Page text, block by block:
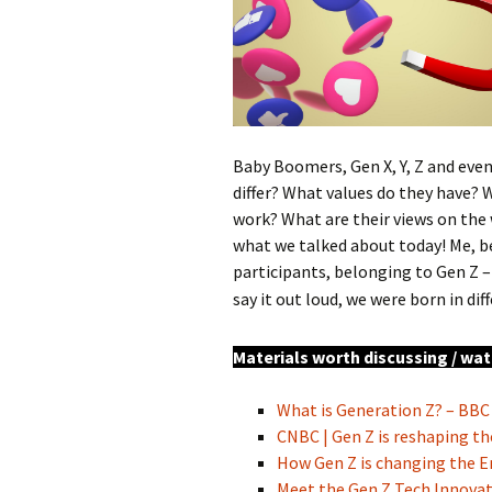
Baby Boomers, Gen X, Y, Z and
differ? What values do they
work? What are their views on
what we talked about today! Me,
participants, belonging to Gen Z –
say it out loud, we were born in
Materials worth discussing /
What is Generation Z? –
CNBC | Gen Z is reshaping
How Gen Z is changing the